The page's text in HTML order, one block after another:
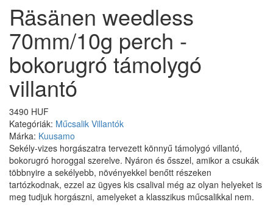
Räsänen weedless
70mm/10g perch -
bokorugró támolygó
villantó
3490 HUF
Kategóriák: Műcsalik Villantók
Márka: Kuusamo
Sekély-vizes horgászatra tervezett könnyű támolygó villantó,
bokorugró horoggal szerelve. Nyáron és ősszel, amikor a csukák
többnyire a sekélyebb, növényekkel benőtt részeken
tartózkodnak, ezzel az ügyes kis csalival még az olyan helyeket is
meg tudjuk horgászni, amelyeket a klasszikus műcsalikkal nem.